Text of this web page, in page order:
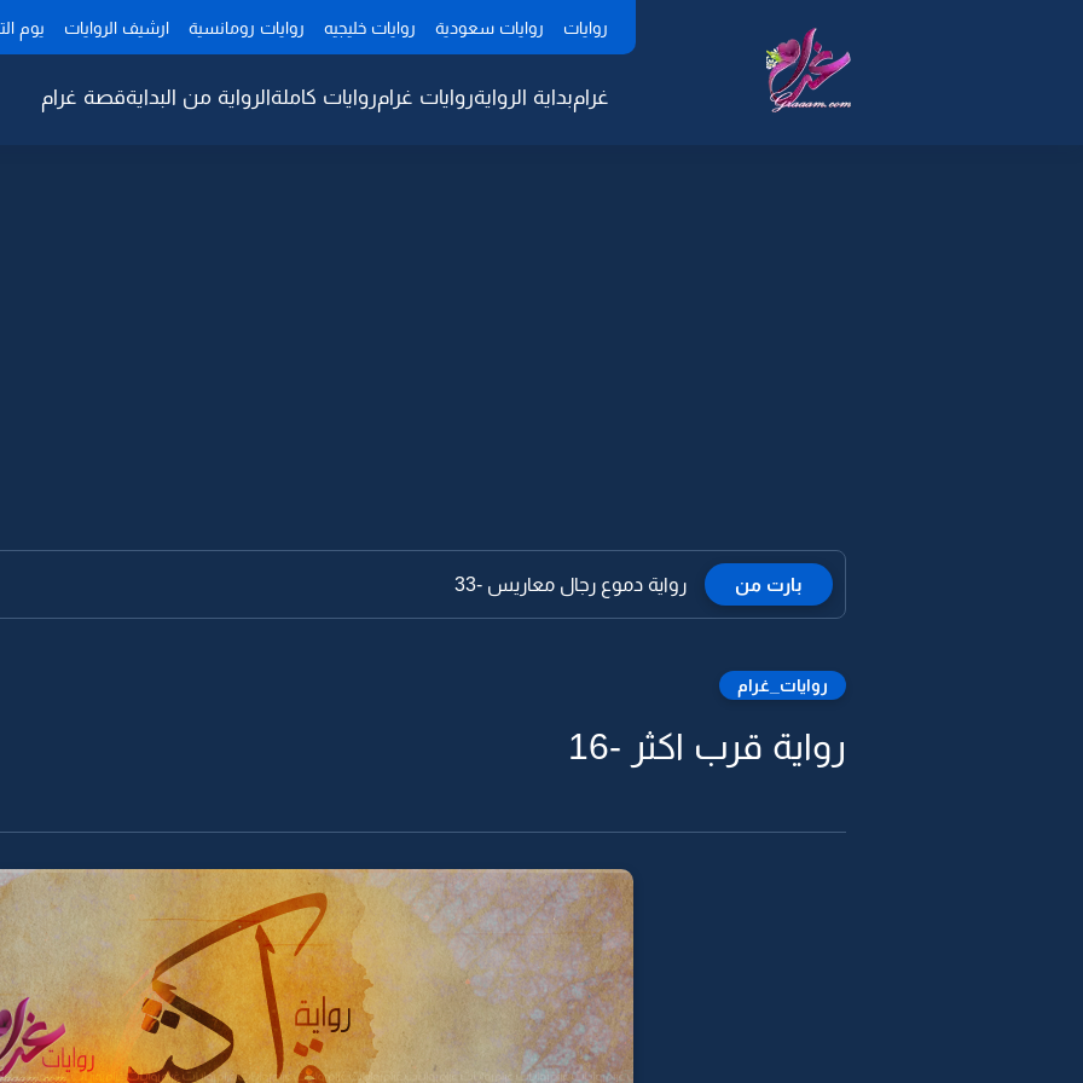
روايات روايات سعودية روايات خليجيه روايات رومانسية ارشيف الروايات يوم
غرامبداية الروايةروايات غرامروايات كاملةالرواية من البدايةقصة غرام
بارت من رواية دموع رجال معاريس -33
روايات_غرام
رواية قرب اكثر -16